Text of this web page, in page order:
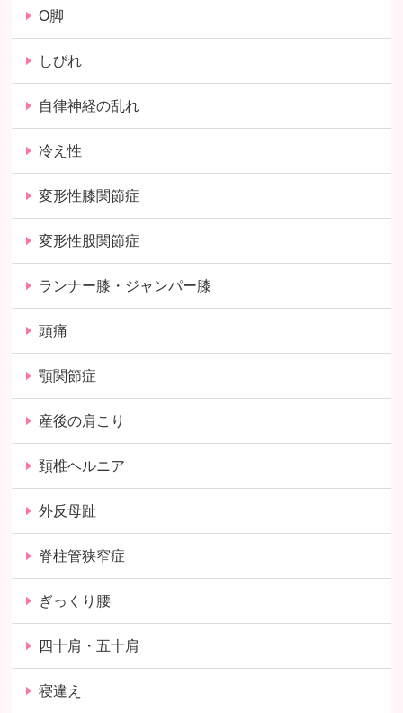
O脚
しびれ
自律神経の乱れ
冷え性
変形性膝関節症
変形性股関節症
ランナー膝・ジャンパー膝
頭痛
顎関節症
産後の肩こり
頚椎ヘルニア
外反母趾
脊柱管狭窄症
ぎっくり腰
四十肩・五十肩
寝違え